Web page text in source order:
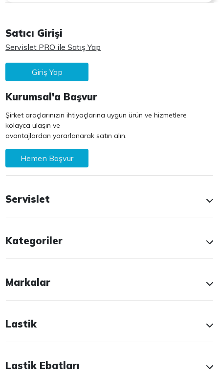
Satıcı Girişi
Servislet PRO ile Satış Yap
Giriş Yap
Kurumsal'a Başvur
Şirket araçlarınızın ihtiyaçlarına uygun ürün ve hizmetlere
kolayca ulaşın ve
avantajlardan yararlanarak satın alın.
Hemen Başvur
Servislet
Kategoriler
Markalar
Lastik
Lastik Ebatları